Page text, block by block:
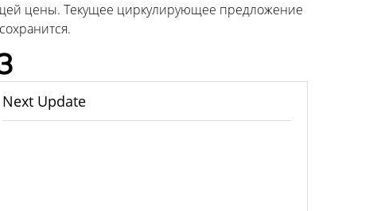
цены. Текущее циркулирующее предложение
Next Update